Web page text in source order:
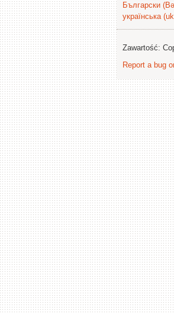
Български
українська
Zawartość:
Report a bug